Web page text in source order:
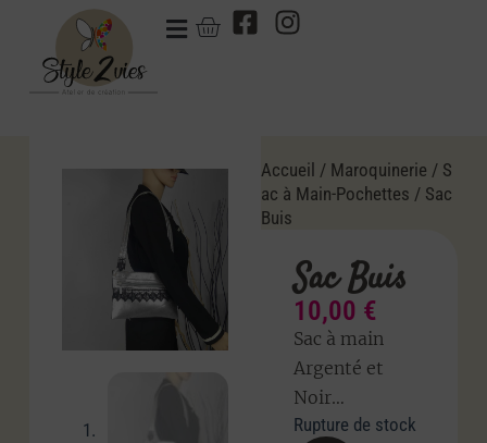
Accueil / Maroquinerie / S
ac à Main-Pochettes / Sac
Buis
Sac Buis
10,00 €
Sac à main
Argenté et
Noir…
Rupture de stock